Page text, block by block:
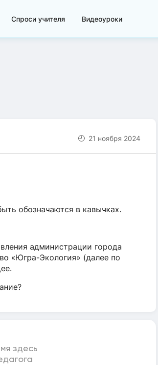
Спроси учителя Видеоуроки
21 ноября 2024
обозначаются в кавычках.
администрации города
«Югра-Экология» (далее по
здесь